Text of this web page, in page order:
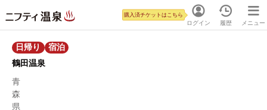
ログイン
購入済チケットはこちら
履歴 メニュー
日帰り
宿泊
鶴田温泉
青
森
県